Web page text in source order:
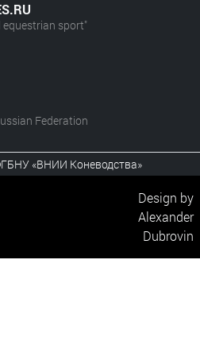
equestrian sport"
Federation
«ВНИИ Коневодства»
Design by
Alexander
Dubrovin